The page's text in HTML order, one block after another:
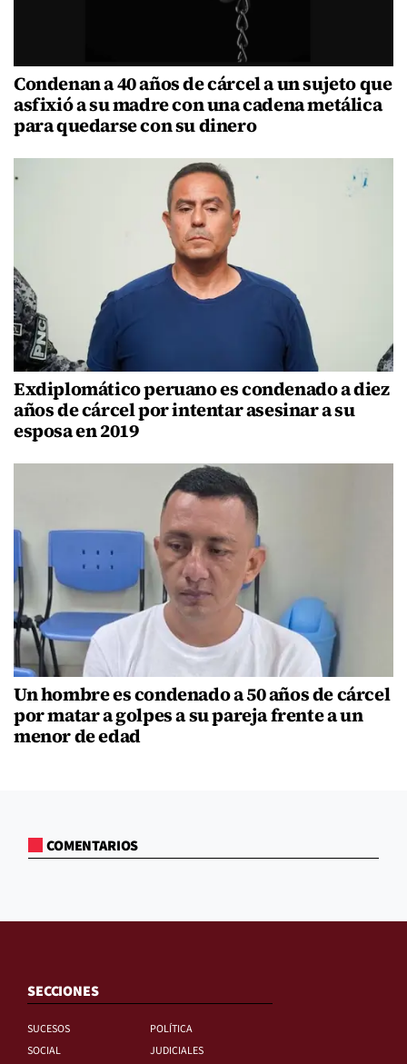
Condenan a 40 años de cárcel a un sujeto que
asfixió a su madre con una cadena metálica
para quedarse con su dinero
Exdiplomático peruano es condenado a diez
años de cárcel por intentar asesinar a su
esposa en 2019
Un hombre es condenado a 50 años de cárcel
por matar a golpes a su pareja frente a un
menor de edad
COMENTARIOS
SECCIONES
SUCESOS
POLÍTICA
SOCIAL
JUDICIALES